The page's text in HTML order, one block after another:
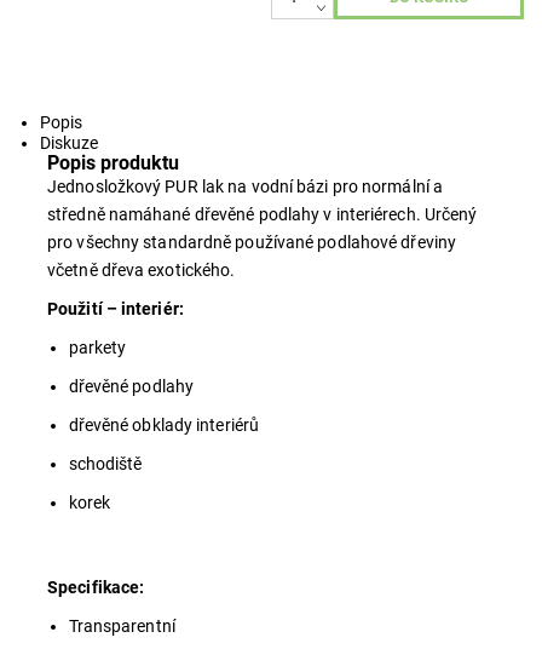
Popis
Diskuze
Popis produktu
Jednosložkový PUR lak na vodní bázi pro normální a
středně namáhané dřevěné podlahy v interiérech. Určený
pro všechny standardně používané podlahové dřeviny
včetně dřeva exotického.
Použití – interiér:
parkety
dřevěné podlahy
dřevěné obklady interiérů
schodiště
korek
Specifikace:
Transparentní